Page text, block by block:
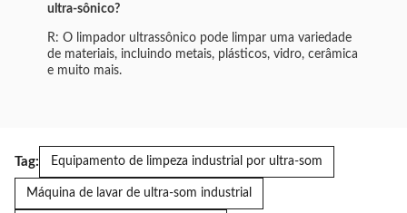
ultra-sônico?
R: O limpador ultrassônico pode limpar uma variedade
de materiais, incluindo metais, plásticos, vidro, cerâmica
e muito mais.
Tag: Equipamento de limpeza industrial por ultra-som
Máquina de lavar de ultra-som industrial